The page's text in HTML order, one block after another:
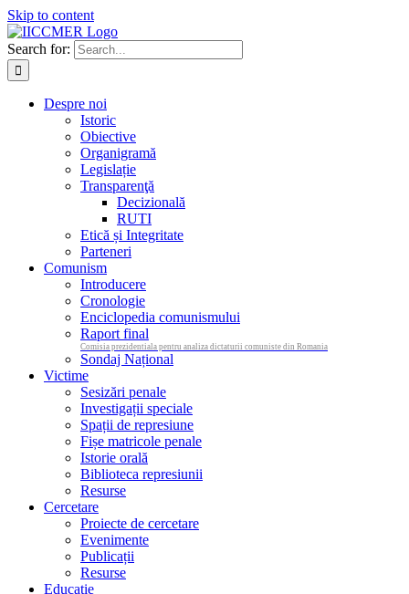
Skip to content
Search for:
Despre noi
Istoric
Obiective
Organigramă
Legislație
Transparenţă
Decizională
RUTI
Etică și Integritate
Parteneri
Comunism
Introducere
Cronologie
Enciclopedia comunismului
Raport final
Comisia prezidentiala pentru analiza dictaturii comuniste din Romania
Sondaj Național
Victime
Sesizări penale
Investigații speciale
Spații de represiune
Fișe matricole penale
Istorie orală
Biblioteca represiunii
Resurse
Cercetare
Proiecte de cercetare
Evenimente
Publicații
Resurse
Educație